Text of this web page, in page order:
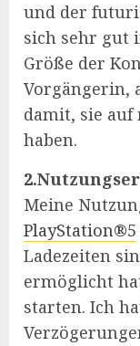
und der
sich sehr gut
Größe der
Vorgängerin,
damit, sie auf
haben.
Meine
PlayStation®5
Ladezeiten
ermöglicht
starten. Ich